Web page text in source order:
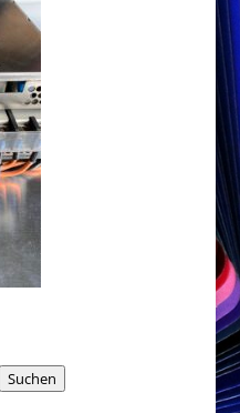
Suchen